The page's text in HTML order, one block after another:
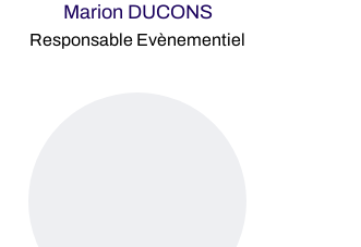
Marion DUCONS
Responsable Evènementiel